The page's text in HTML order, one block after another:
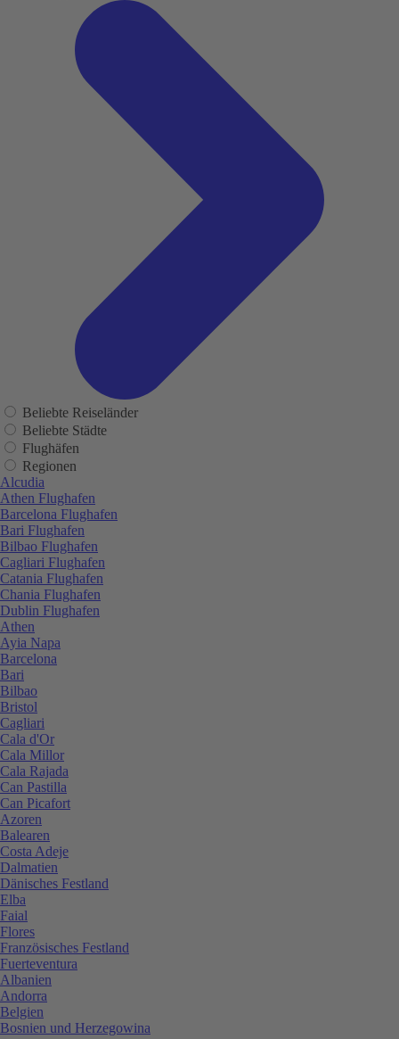
Beliebte Reiseländer
Beliebte Städte
Flughäfen
Regionen
Alcudia
Athen Flughafen
Barcelona Flughafen
Bari Flughafen
Bilbao Flughafen
Cagliari Flughafen
Catania Flughafen
Chania Flughafen
Dublin Flughafen
Athen
Ayia Napa
Barcelona
Bari
Bilbao
Bristol
Cagliari
Cala d'Or
Cala Millor
Cala Rajada
Can Pastilla
Can Picafort
Azoren
Balearen
Costa Adeje
Dalmatien
Dänisches Festland
Elba
Faial
Flores
Französisches Festland
Fuerteventura
Albanien
Andorra
Belgien
Bosnien und Herzegowina